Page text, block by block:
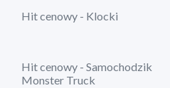
Hit cenowy - Klocki
Hit cenowy - Samochodzik
Monster Truck